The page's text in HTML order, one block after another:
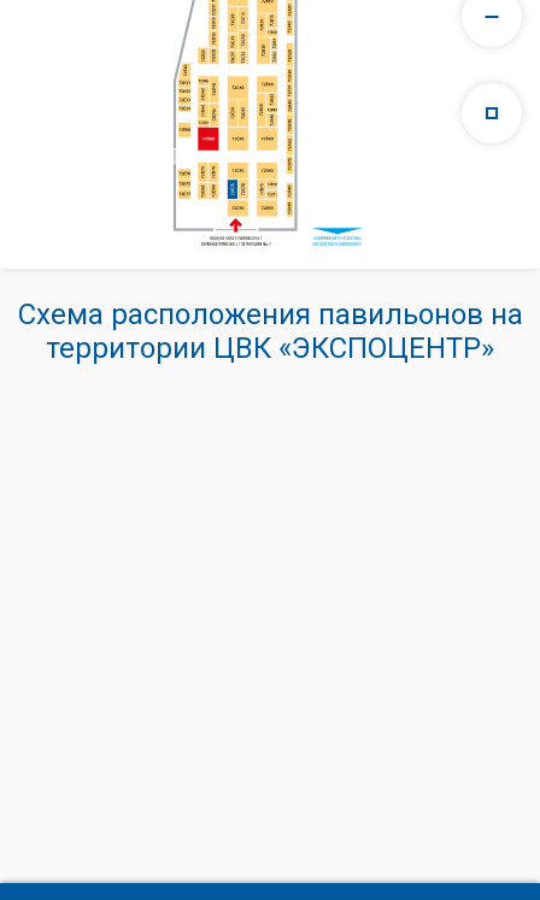
Схема расположения павильонов на
территории ЦВК «ЭКСПОЦЕНТР»